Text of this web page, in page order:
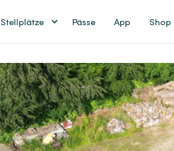
Stellplätze Pässe App Shop